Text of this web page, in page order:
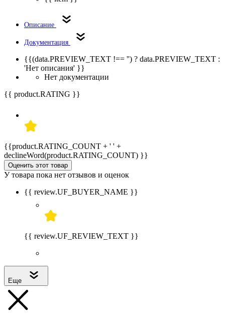
Описание
Документация
{{(data.PREVIEW_TEXT !== '') ? data.PREVIEW_TEXT :
'Нет описания' }}
Нет документации
{{ product.RATING }}
{{product.RATING_COUNT + ' ' +
declineWord(product.RATING_COUNT) }}
Оценить этот товар
У товара пока нет отзывов и оценок
{{ review.UF_BUYER_NAME }}
{{ review.UF_REVIEW_TEXT }}
Еще